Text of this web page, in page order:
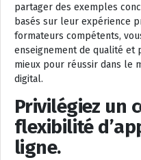
partager des exemples
basés sur leur expérience
formateurs compétents,
enseignement de qualité et
mieux pour réussir dans le
digital.
Privilégiez un
flexibilité
ligne.